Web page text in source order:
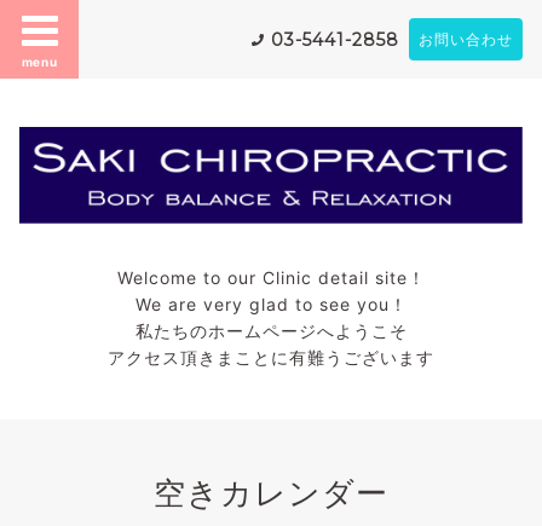
menu
03-5441-2858 お問い合わせ
Welcome to our Clinic detail site！
We are very glad to see you！
私たちのホームページへようこそ
アクセス頂きまことに有難うございます
空きカレンダー